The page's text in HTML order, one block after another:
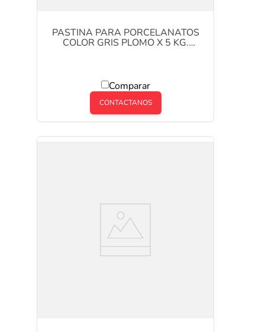
PASTINA PARA PORCELANATOS
COLOR GRIS PLOMO X 5 KG.
Comparar
CONTACTANOS